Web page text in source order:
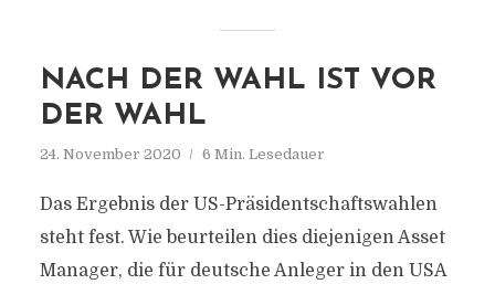
NACH DER WAHL IST VOR
DER WAHL
24. November 2020 6 Min. Lesedauer
Das Ergebnis der US-Präsidentschaftswahlen
steht fest. Wie beurteilen dies diejenigen Asset
Manager, die für deutsche Anleger in den USA